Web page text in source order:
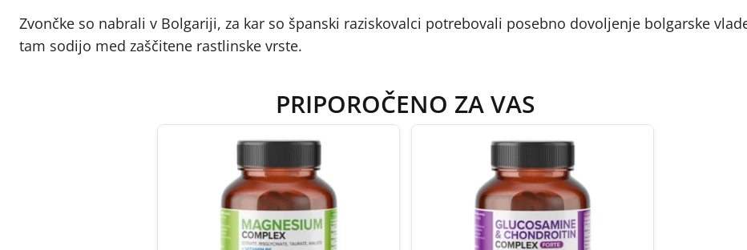
Zvončke so nabrali v Bolgariji, za kar so španski raziskovalci potrebovali posebno dovoljenje bolgarske
tam sodijo med zaščitene rastlinske vrste.
PRIPOROČENO ZA VAS